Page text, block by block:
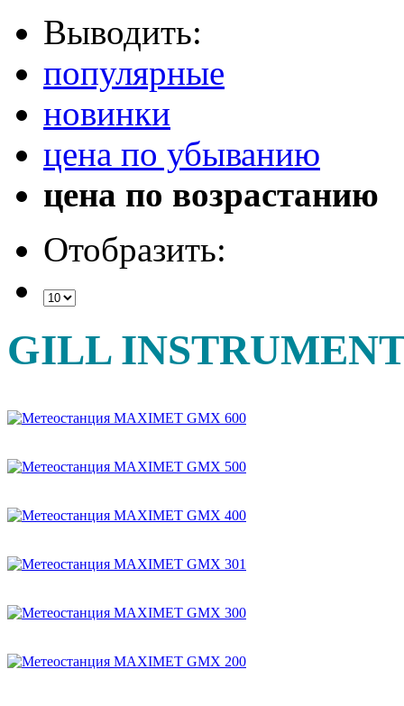
Выводить:
популярные
новинки
цена по убыванию
цена по возрастанию
Отобразить:
GILL